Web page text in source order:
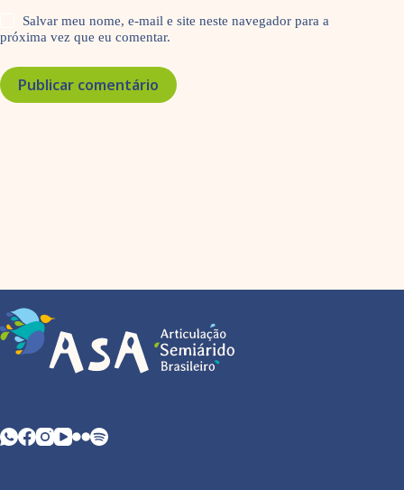
Salvar meu nome, e-mail e site neste navegador para a
próxima vez que eu comentar.
Publicar comentário